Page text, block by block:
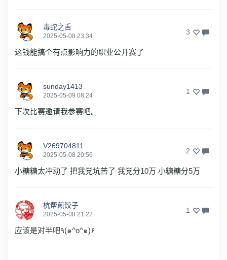
毒蛇之舌
2025-05-08 23:34 3
这钱能搞个有点影响力的职业公开赛了
sunday1413
2025-05-09 08:24 1
下次比赛邀请我参赛吧。
V269704811
2025-05-08 20:56 2
小糖糖太冲动了 把我党坑苦了 我党分10万 小糖糖分5万
杭帮煎饺子
2025-05-08 21:22 1
应该是对半吧٩(๑^o^๑)۶